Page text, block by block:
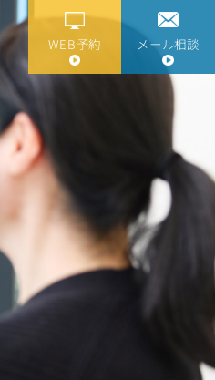
WEB予約 メール相談